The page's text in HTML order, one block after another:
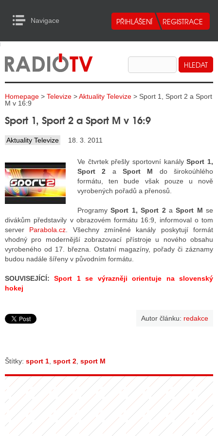
Navigace
RADIA
TELEVIZE
INTERNET
TISK
RÁDIÍ
RÁDIÍ
TELEVIZE
VYSÍLAČE
INTERNET
STRÁNKY RÁDIÍ
STRÁNKY TV
TISK
to Content
Homepage > Televize >Aktuality Televize > Sport 1, Sport 2 a Sport
M v 16:9
Sport 1, Sport 2 a Sport M v 16:9
Aktuality Televize 18. 3. 2011
Ve čtvrtek přešly sportovní kanálySport 1,
Sport 2 aSport M do širokoúhlého
formátu, ten bude však pouze u nově
vyrobených pořadů a přenosů.
ProgramySport 1, Sport 2aSport M se
divákům představily v obrazovém formátu 16:9, informoval o tom
server Parabola.cz . Všechny zmíněné kanály poskytují formát
vhodný pro modernější zobrazovací přístroje u nového obsahu
vyrobeného od 17. března. Ostatní magazíny, pořady či záznamy
budou nadále šířeny v původním formátu.
SOUVISEJÍCÍ:Sport 1 se výrazněji orientuje na slovenský
hokej
Autor článku: redakce
Štítky: sport 1 sport 2 sport M